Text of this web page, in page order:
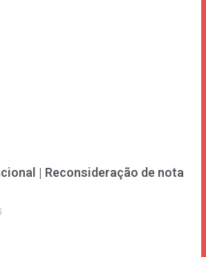
| Reconsideração de nota